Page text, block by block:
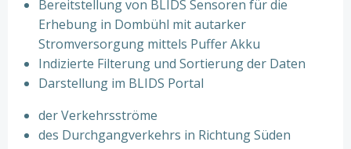
Bereitstellung von BLIDS Sensoren für die
Erhebung in Dombühl mit autarker
Stromversorgung mittels Puffer Akku
Indizierte Filterung und Sortierung der Daten
Darstellung im BLIDS Portal
der Verkehrsströme
des Durchgangverkehrs in Richtung Süden